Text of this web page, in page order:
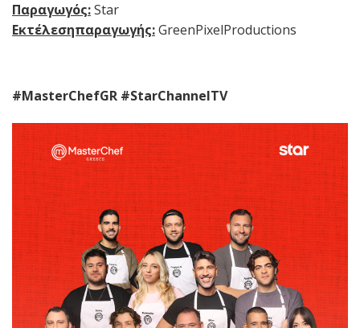
Παραγωγός:Star
Εκτέλεσηπαραγωγής:GreenPixelProductions
#MasterChefGR #StarChannelTV